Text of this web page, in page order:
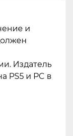
и
Издатель
PS5 и PC в